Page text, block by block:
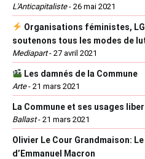
L'Anticapitaliste- 26 mai 2021
Organisations féministes,
soutenons tous les modes de
Mediapart- 27 avril 2021
Les damnés de la Commune
Arte- 21 mars 2021
La Commune et ses usages
Ballast- 21 mars 2021
Olivier Le Cour Grandmaison:
d’Emmanuel Macron